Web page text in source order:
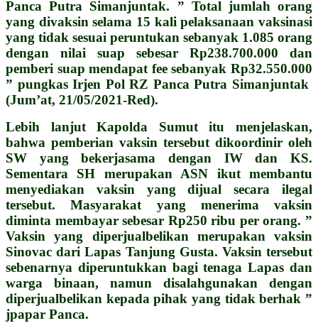
Panca Putra Simanjuntak. ” Total jumlah orang
yang divaksin selama 15 kali pelaksanaan vaksinasi
yang tidak sesuai peruntukan sebanyak 1.085 orang
dengan nilai suap sebesar Rp238.700.000 dan
pemberi suap mendapat fee sebanyak Rp32.550.000
” pungkas Irjen Pol RZ Panca Putra Simanjuntak
(Jum’at, 21/05/2021-Red).
Lebih lanjut Kapolda Sumut itu menjelaskan,
bahwa pemberian vaksin tersebut dikoordinir oleh
SW yang bekerjasama dengan IW dan KS.
Sementara SH merupakan ASN ikut membantu
menyediakan vaksin yang dijual secara ilegal
tersebut. Masyarakat yang menerima vaksin
diminta membayar sebesar Rp250 ribu per orang. ”
Vaksin yang diperjualbelikan merupakan vaksin
Sinovac dari Lapas Tanjung Gusta. Vaksin tersebut
sebenarnya diperuntukkan bagi tenaga Lapas dan
warga binaan, namun disalahgunakan dengan
diperjualbelikan kepada pihak yang tidak berhak ”
jpapar Panca.